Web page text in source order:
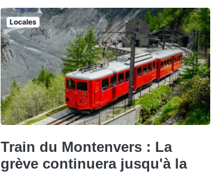
Locales
Train du Montenvers : La
grève continuera jusqu'à la